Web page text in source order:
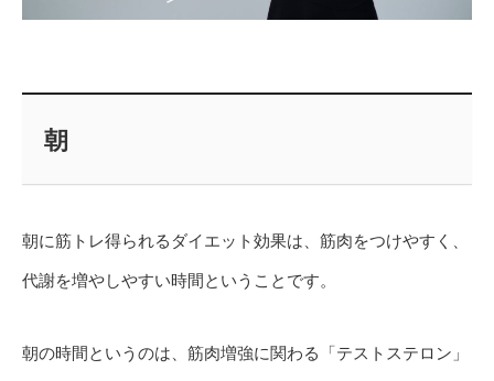
朝
朝に筋トレ得られるダイエット効果は、筋肉をつけやすく、
代謝を増やしやすい時間ということです。
朝の時間というのは、筋肉増強に関わる「テストステロン」